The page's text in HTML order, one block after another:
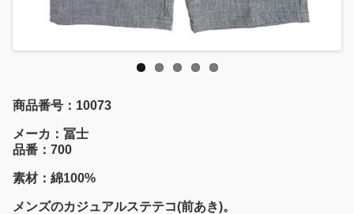
商品番号：10073
メーカ：冨士
品番：700
素材：綿100%
メンズのカジュアルステテコ(前あき)。